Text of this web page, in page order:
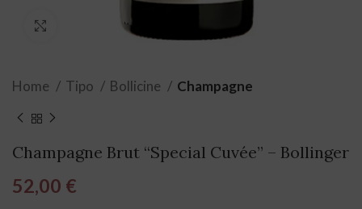
Click to enlarge
Home Tipo Bollicine Champagne
Champagne Brut “Special Cuvée” – Bollinger
52,00 €